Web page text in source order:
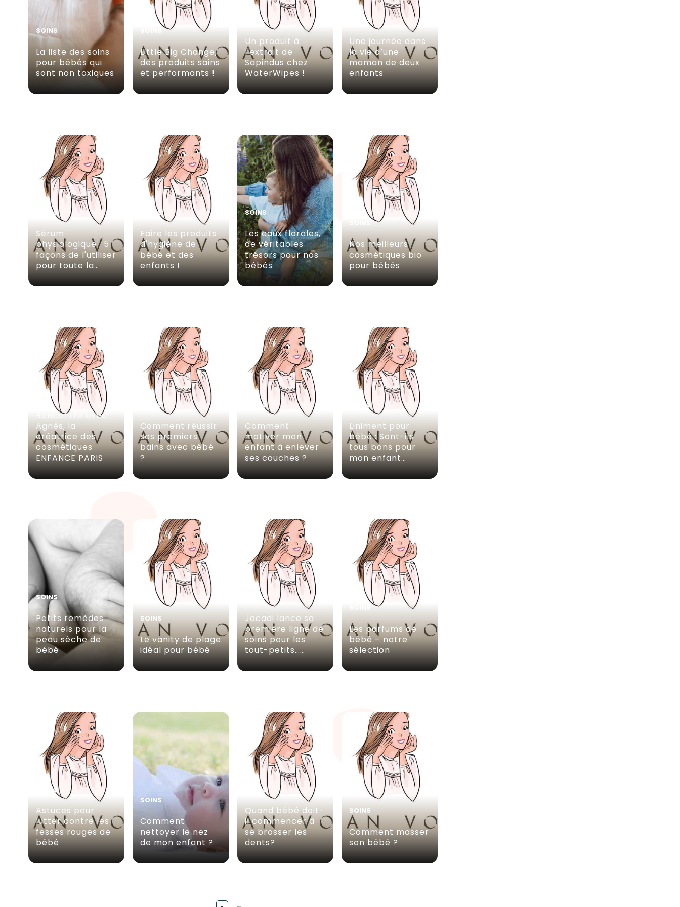
SOINS
La liste des soins
pour bébés qui
sont non toxiques
Little Big Change,
des produits sains
et performants !
SOINS
Un produit à
l'extrait de
Sapindus chez
WaterWipes !
SOINS
Une journée dans
la vie d’une
maman de deux
enfants
SOINS
Sérum
physiologique : 5
façons de l'utiliser
pour toute la…
SOINS
Faire les produits
d'hygiène de
bébé et des
enfants !
SOINS
Les eaux florales,
de véritables
trésors pour nos
bébés
Nos meilleurs
cosmétiques bio
pour bébés
SOINS
Rencontre avec
Agnès, la
créatrice des
cosmétiques
ENFANCE PARIS
SOINS
Comment réussir
ses premiers
bains avec bébé
?
SOINS
Comment
motiver mon
enfant à enlever
ses couches ?
SOINS
Liniment pour
bébé : Sont-ils
tous bons pour
mon enfant…
SOINS
Petits remèdes
naturels pour la
peau sèche de
bébé
SOINS
Le vanity de plage
idéal pour bébé
SOINS
Jacadi lance sa
première ligne de
soins pour les
tout-petits……
Les parfums de
bébé – notre
sélection
SOINS
Astuces pour
lutter contre les
fesses rouges de
bébé
SOINS
Comment
nettoyer le nez
de mon enfant ?
SOINS
Quand bébé doit-
il commencer à
se brosser les
dents?
SOINS
Comment masser
son bébé ?